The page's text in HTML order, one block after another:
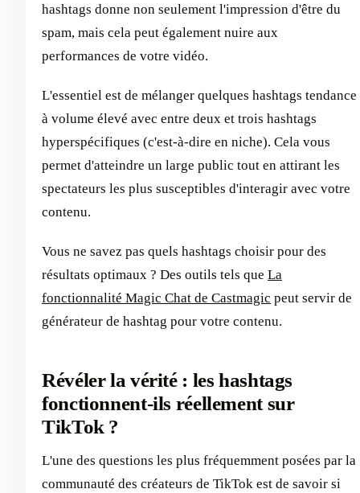
hashtags donne non seulement l'impression d'être du
spam, mais cela peut également nuire aux
performances de votre vidéo.
L'essentiel est de mélanger quelques hashtags tendance
à volume élevé avec entre deux et trois hashtags
hyperspécifiques (c'est-à-dire en niche). Cela vous
permet d'atteindre un large public tout en attirant les
spectateurs les plus susceptibles d'interagir avec votre
contenu.
Vous ne savez pas quels hashtags choisir pour des
résultats optimaux ? Des outils tels que La
fonctionnalité Magic Chat de Castmagic peut servir de
générateur de hashtag pour votre contenu.
Révéler la vérité : les hashtags
fonctionnent-ils réellement sur
TikTok ?
L'une des questions les plus fréquemment posées par la
communauté des créateurs de TikTok est de savoir si